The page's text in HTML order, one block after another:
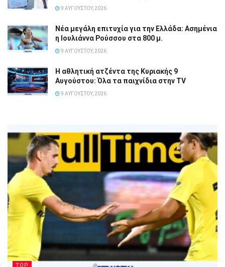
9 ΑΥΓΟΎΣΤΟΥ, 2026
Νέα μεγάλη επιτυχία για την Ελλάδα: Ασημένια
η Ιουλιάννα Ρούσσου στα 800 μ.
9 ΑΥΓΟΎΣΤΟΥ, 2026
Η αθλητική ατζέντα της Κυριακής 9
Αυγούστου: Όλα τα παιχνίδια στην TV
9 ΑΥΓΟΎΣΤΟΥ, 2026
TOP